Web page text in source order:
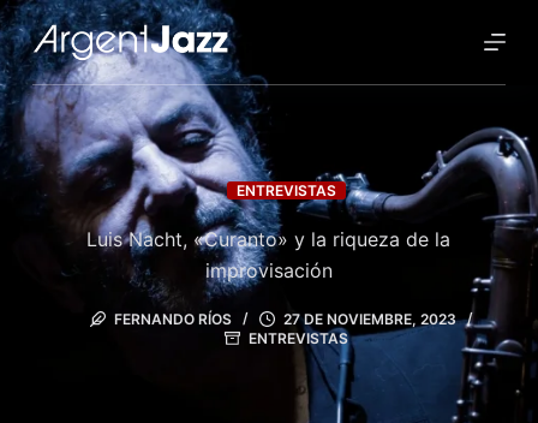
ENTREVISTAS
Luis Nacht, «Curanto» y la riqueza de la
improvisación
FERNANDO RÍOS
27 DE NOVIEMBRE, 2023
ENTREVISTAS